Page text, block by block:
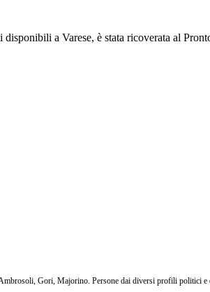
a Varese, è stata ricoverata al
Gori, Majorino. Persone dai diversi profili politici